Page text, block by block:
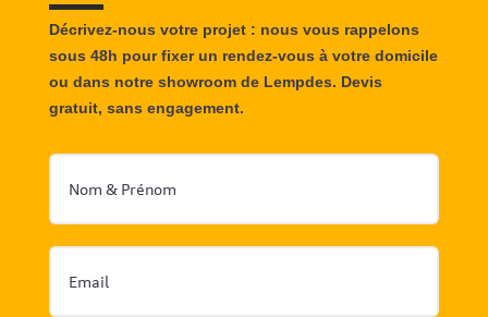
Décrivez-nous votre projet : nous vous rappelons
sous 48h pour fixer un rendez-vous à votre domicile
ou dans notre showroom de Lempdes. Devis
gratuit, sans engagement.